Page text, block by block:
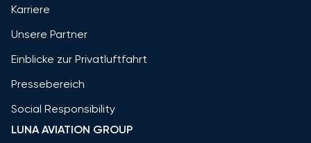
Karriere
Unsere Partner
Einblicke zur Privatluftfahrt
Pressebereich
Social Responsibility
LUNA AVIATION GROUP